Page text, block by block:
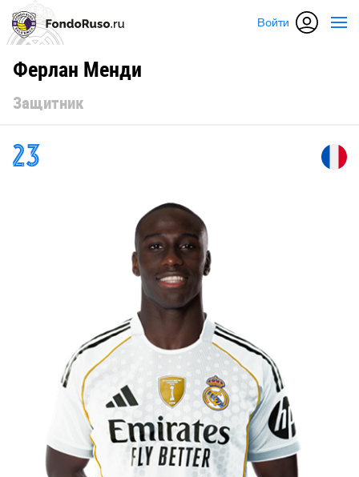
Войти
Ферлан Менди
Защитник
23